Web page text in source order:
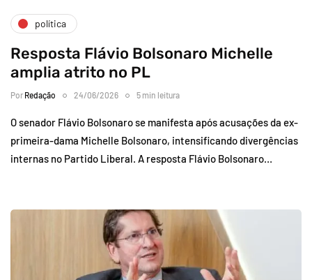
política
Resposta Flávio Bolsonaro Michelle
amplia atrito no PL
Por Redação 24/06/2026 5 min leitura
O senador Flávio Bolsonaro se manifesta após acusações da ex-
primeira-dama Michelle Bolsonaro, intensificando divergências
internas no Partido Liberal. A resposta Flávio Bolsonaro…